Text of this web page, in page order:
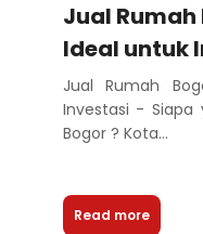
Jual Rumah
Ideal untuk
Jual Rumah
Investasi -
Bogor ? Kota...
Read more